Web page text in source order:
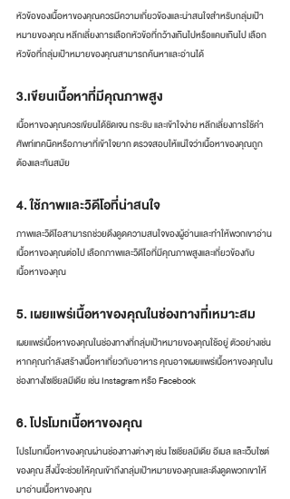
หัวข้อของเนื้อหาของคุณควรมีความเกี่ยวข้องและน่าสนใจสำหรับกลุ่มเป้า
หมายของคุณ หลีกเลี่ยงการเลือกหัวข้อที่กว้างเกินไปหรือแคบเกินไป เลือก
หัวข้อที่กลุ่มเป้าหมายของคุณสามารถค้นหาและอ่านได้
3.เขียนเนื้อหาที่มีคุณภาพสูง
เนื้อหาของคุณควรเขียนได้ชัดเจน กระชับ และเข้าใจง่าย หลีกเลี่ยงการใช้คำ
ศัพท์เทคนิคหรือภาษาที่เข้าใจยาก ตรวจสอบให้แน่ใจว่าเนื้อหาของคุณถูก
ต้องและทันสมัย
4. ใช้ภาพและวิดีโอที่น่าสนใจ
ภาพและวิดีโอสามารถช่วยดึงดูดความสนใจของผู้อ่านและทำให้พวกเขาอ่าน
เนื้อหาของคุณต่อไป เลือกภาพและวิดีโอที่มีคุณภาพสูงและเกี่ยวข้องกับ
เนื้อหาของคุณ
5. เผยแพร่เนื้อหาของคุณในช่องทางที่เหมาะสม
เผยแพร่เนื้อหาของคุณในช่องทางที่กลุ่มเป้าหมายของคุณใช้อยู่ ตัวอย่างเช่น
หากคุณกำลังสร้างเนื้อหาเกี่ยวกับอาหาร คุณอาจเผยแพร่เนื้อหาของคุณใน
ช่องทางโซเชียลมีเดีย เช่น Instagram หรือ Facebook
6. โปรโมทเนื้อหาของคุณ
โปรโมทเนื้อหาของคุณผ่านช่องทางต่างๆ เช่น โซเชียลมีเดีย อีเมล และเว็บไซต์
ของคุณ สิ่งนี้จะช่วยให้คุณเข้าถึงกลุ่มเป้าหมายของคุณและดึงดูดพวกเขาให้
มาอ่านเนื้อหาของคุณ